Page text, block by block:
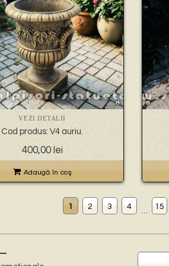
VEZI DETALII
Cod produs: V4 auriu.
400,00 lei
Adaugă în coş
1 2 3 4 15